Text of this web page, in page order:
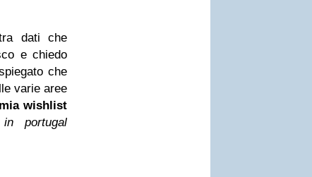
dati che
e chiedo
che
varie aree
mia wishlist
portugal